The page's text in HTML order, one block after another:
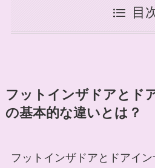
目
フットインザドアとド
の基本的な違いとは？
フットインザドアとドアイ